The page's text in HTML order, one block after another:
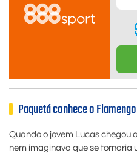
Paquetá conhece o
Quando o jovem Lucas chegou
nem imaginava que se tornaria